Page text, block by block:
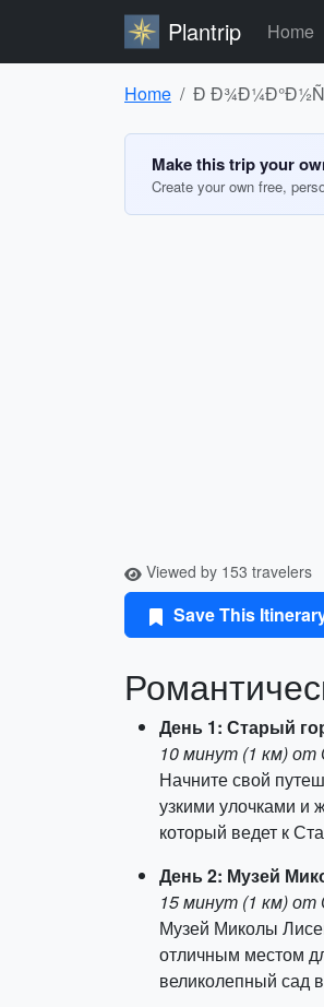
Plantrip Home
Home Ð
Make this trip your
Create your own free,
Viewed by 153 travelers
Save This
День 1: Старый
10 минут (1 км)
Начните свой
узкими улочками и
который ведет к
День 2: Музей
15 минут (1 км) от
Музей Миколы
отличным местом
великолепный сад